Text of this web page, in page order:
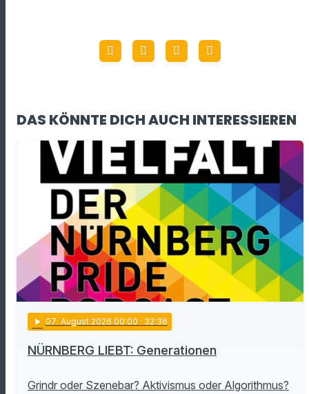
DAS KÖNNTE DICH AUCH INTERESSIEREN
play_arrow 07. August 2026 00:00 · 32:36
NÜRNBERG LIEBT: Generationen
Grindr oder Szenebar? Aktivismus oder Algorithmus?